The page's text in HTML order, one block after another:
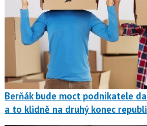
Berňák bude moct podnikatele
a to klidně na druhý konec